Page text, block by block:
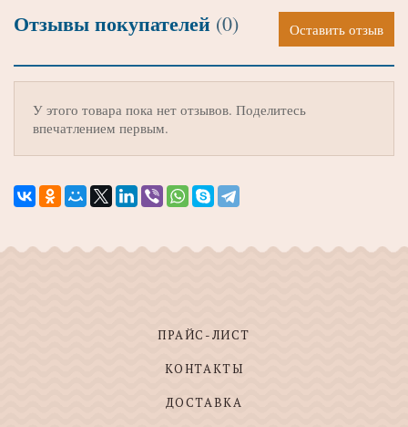
Отзывы покупателей (0) Оставить отзыв
У этого товара пока нет отзывов. Поделитесь
впечатлением первым.
ПРАЙС-ЛИСТ
КОНТАКТЫ
ДОСТАВКА